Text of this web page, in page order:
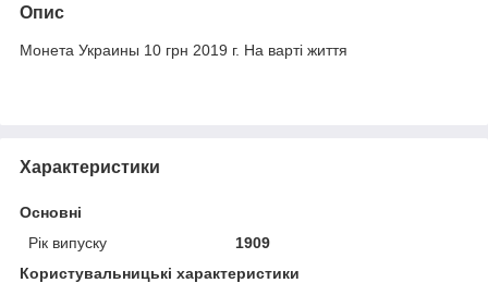
Опис
Монета Украины 10 грн 2019 г. На варті життя
Характеристики
Основні
Рік випуску
1909
Користувальницькі характеристики